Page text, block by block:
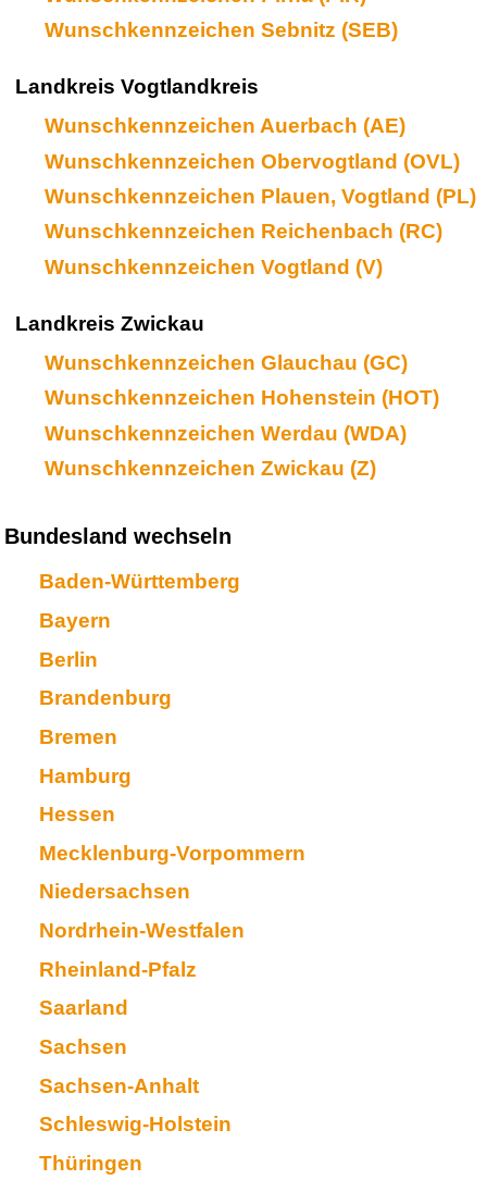
Wunschkennzeichen Sebnitz (SEB)
Landkreis Vogtlandkreis
Wunschkennzeichen Auerbach (AE)
Wunschkennzeichen Obervogtland (OVL)
Wunschkennzeichen Plauen, Vogtland (PL)
Wunschkennzeichen Reichenbach (RC)
Wunschkennzeichen Vogtland (V)
Landkreis Zwickau
Wunschkennzeichen Glauchau (GC)
Wunschkennzeichen Hohenstein (HOT)
Wunschkennzeichen Werdau (WDA)
Wunschkennzeichen Zwickau (Z)
Bundesland wechseln
Baden-Württemberg
Bayern
Berlin
Brandenburg
Bremen
Hamburg
Hessen
Mecklenburg-Vorpommern
Niedersachsen
Nordrhein-Westfalen
Rheinland-Pfalz
Saarland
Sachsen
Sachsen-Anhalt
Schleswig-Holstein
Thüringen